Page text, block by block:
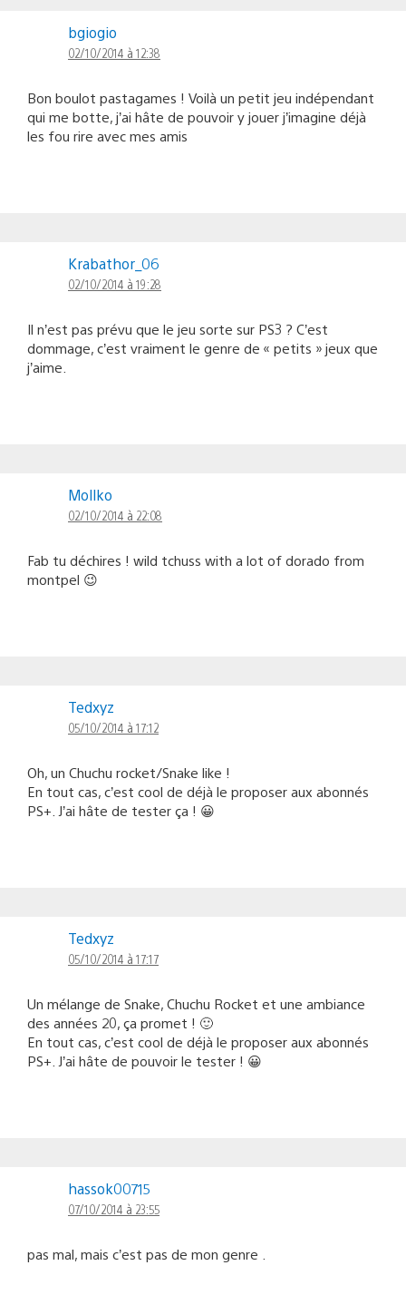
bgiogio
02/10/2014 à 12:38
Bon boulot pastagames ! Voilà un petit jeu indépendant
qui me botte, j’ai hâte de pouvoir y jouer j’imagine déjà
les fou rire avec mes amis
Krabathor_06
02/10/2014 à 19:28
Il n’est pas prévu que le jeu sorte sur PS3 ? C’est
dommage, c’est vraiment le genre de « petits » jeux que
j’aime.
Mollko
02/10/2014 à 22:08
Fab tu déchires ! wild tchuss with a lot of dorado from
montpel 😉
Tedxyz
05/10/2014 à 17:12
Oh, un Chuchu rocket/Snake like !
En tout cas, c’est cool de déjà le proposer aux abonnés
PS+. J’ai hâte de tester ça ! 😀
Tedxyz
05/10/2014 à 17:17
Un mélange de Snake, Chuchu Rocket et une ambiance
des années 20, ça promet ! 🙂
En tout cas, c’est cool de déjà le proposer aux abonnés
PS+. J’ai hâte de pouvoir le tester ! 😀
hassok00715
07/10/2014 à 23:55
pas mal, mais c’est pas de mon genre .